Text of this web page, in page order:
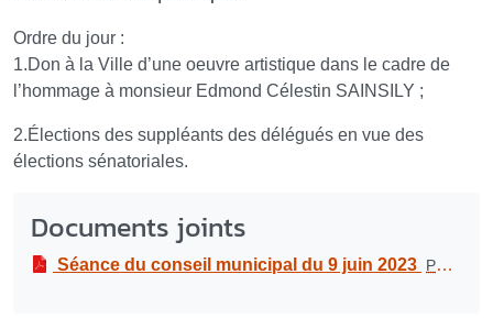
Ordre du jour :
1.Don à la Ville d’une oeuvre artistique dans le cadre de
l’hommage à monsieur Edmond Célestin SAINSILY ;
2.Élections des suppléants des délégués en vue des
élections sénatoriales.
Documents joints
Séance du conseil municipal du 9 juin 2023 PDF